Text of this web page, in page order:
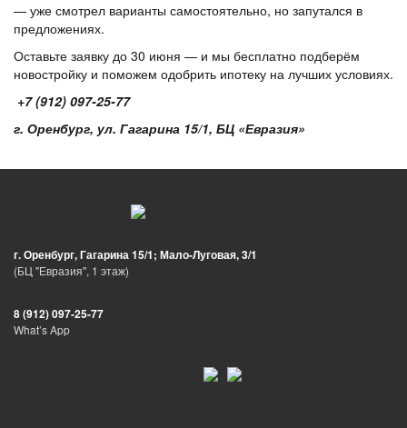
— уже смотрел варианты самостоятельно, но запутался в
предложениях.
Оставьте заявку до 30 июня — и мы бесплатно подберём
новостройку и поможем одобрить ипотеку на лучших условиях.
+7 (912) 097-25-77
г. Оренбург, ул. Гагарина 15/1, БЦ «Евразия»
г. Оренбург, Гагарина 15/1; Мало-Луговая, 3/1
(БЦ "Евразия", 1 этаж)
8 (912) 097-25-77
What’s App